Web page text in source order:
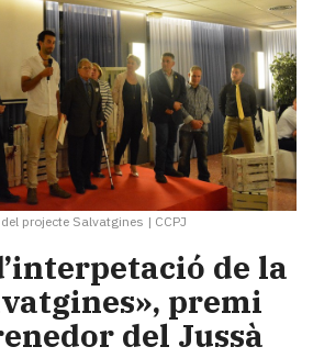
projecte Salvatgines | CCPJ
de la
premi
del Jussà